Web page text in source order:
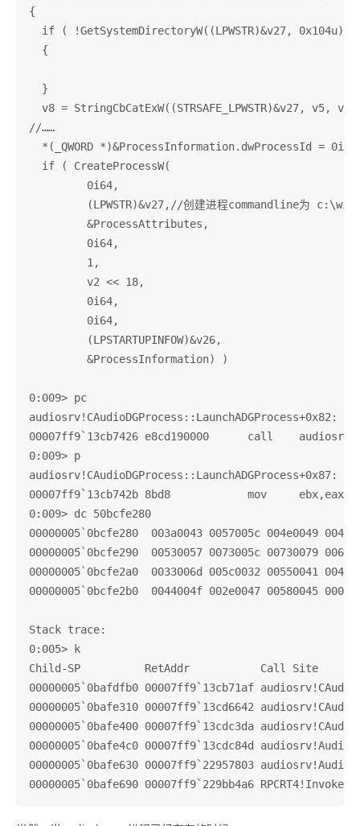
{
if ( !GetSystemDirectoryW((LPWSTR)&v27, 0x104u)
  {
  }
v8 = StringCbCatExW((STRSAFE_LPWSTR)&v27, v5,
//……
*(_QWORD *)&ProcessInformation.dwProcessId =
  if ( CreateProcessW(
         0i64,
(LPWSTR)&v27,//创建进程commandline为
         &ProcessAttributes,
         0i64,
         1,
         v2 << 18,
         0i64,
         0i64,
         (LPSTARTUPINFOW)&v26,
         &ProcessInformation) )
0:009> pc
audiosrv!CAudioDGProcess::LaunchADGProcess+0x82:
00007ff9`13cb7426 e8cd190000      call
0:009> p
audiosrv!CAudioDGProcess::LaunchADGProcess+0x87:
00007ff9`13cb742b 8bd8            mov     ebx,eax
0:009> dc 50bcfe280
00000005`0bcfe280  003a0043 0057005c 004e0049
00000005`0bcfe290  00530057 0073005c 00730079
00000005`0bcfe2a0  0033006d 005c0032 00550041
00000005`0bcfe2b0  0044004f 002e0047 00580045
Stack trace:
0:005> k
Child-SP          RetAddr           Call Site
00000005`0bafdfb0 00007ff9`13cb71af
00000005`0bafe310 00007ff9`13cd6642
00000005`0bafe400 00007ff9`13cdc3da
00000005`0bafe4c0 00007ff9`13cdc84d
00000005`0bafe630 00007ff9`22957803